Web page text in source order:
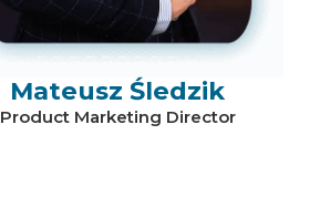
Mateusz Śledzik
Product Marketing Director